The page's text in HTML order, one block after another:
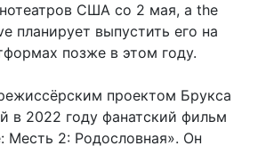
США со 2 мая, а the
планирует выпустить его на
позже в этом году.
проектом Брукса
в 2022 году фанатский фильм
Месть 2: Родословная». Он